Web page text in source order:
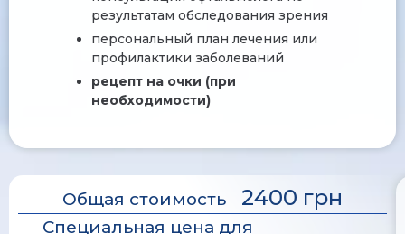
результатам обследования зрения
персональный план лечения или
профилактики заболеваний
рецепт на очки (при
необходимости)
Общая стоимость 2400 грн
Специальная цена для